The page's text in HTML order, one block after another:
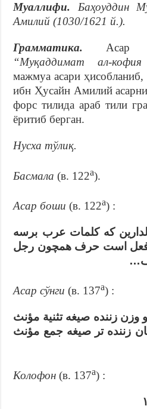
Муаллифи. Баҳоуддин
Амилий (1030/1621 й.).
Грамматика.Асар
“Муқаддимат ал-
мажмуа асари
ибн Ҳусайн Амилий
форс тилида араб тили
ёритиб берган.
Нусха тўлиқ.
Басмала (в. 122а).
Асар боши (в. 122а) :
كه كلمات عرب برسه
است حرف همچون رجل
Асар сўнги (в. 137а) :
زننده صيغه تثنية مؤنث
زننده تر صيغه جمع مؤنث
Колофон (в. 137а) :